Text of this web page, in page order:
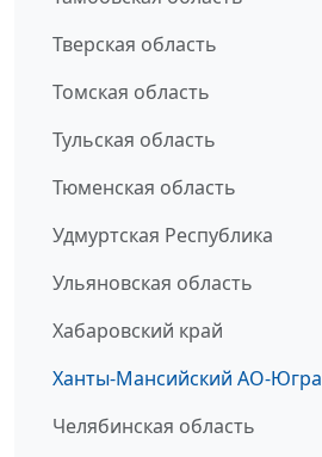
Тверская область
Томская область
Тульская область
Тюменская область
Удмуртская Республика
Ульяновская область
Хабаровский край
Ханты-Мансийский АО-Югра
Челябинская область